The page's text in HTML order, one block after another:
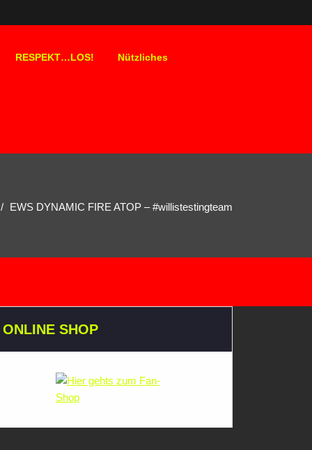
RESPEKT…LOS! Nützliches
EWS DYNAMIC FIRE ATOP – #willistestingteam
ONLINE SHOP